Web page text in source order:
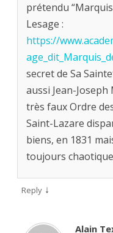
prétendu
Lesage :
https://
secret de Sa
aussi Jean-
très faux Ordre
Saint-Lazare
biens, en 1831
toujours
Reply ↓
Alain